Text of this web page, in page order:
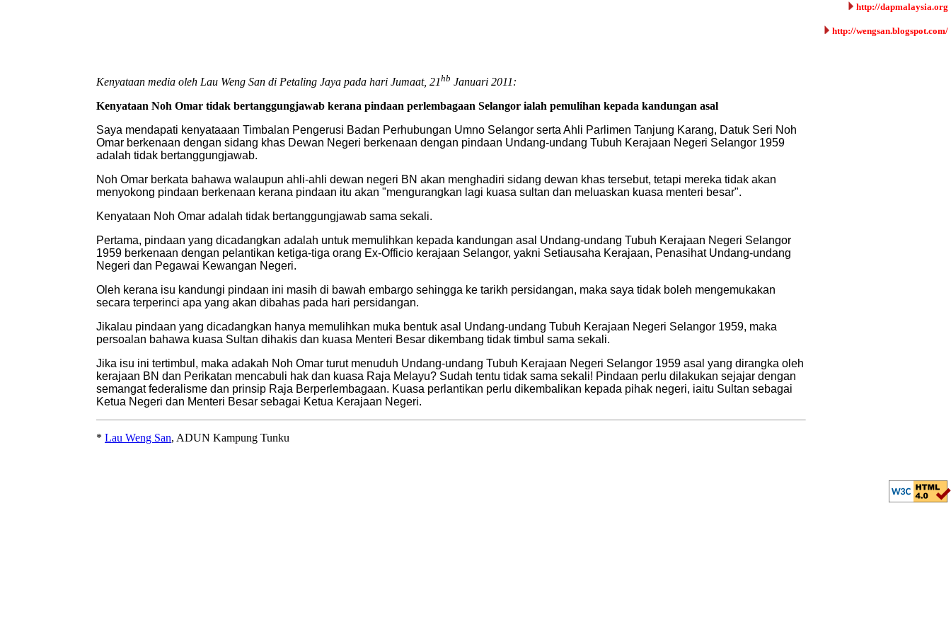
http://dapmalaysia.org
http://wengsan.blogspot.com/
Kenyataan media oleh Lau Weng San di Petaling Jaya pada hari Jumaat, 21hb Januari 2011:
Kenyataan Noh Omar tidak bertanggungjawab kerana pindaan perlembagaan Selangor ialah pemulihan kepada kandungan asal
Saya mendapati kenyataaan Timbalan Pengerusi Badan Perhubungan Umno Selangor serta Ahli Parlimen Tanjung Karang, Datuk Seri Noh
Omar berkenaan dengan sidang khas Dewan Negeri berkenaan dengan pindaan Undang-undang Tubuh Kerajaan Negeri Selangor 1959
adalah tidak bertanggungjawab.
Noh Omar berkata bahawa walaupun ahli-ahli dewan negeri BN akan menghadiri sidang dewan khas tersebut, tetapi mereka tidak akan
menyokong pindaan berkenaan kerana pindaan itu akan "mengurangkan lagi kuasa sultan dan meluaskan kuasa menteri besar".
Kenyataan Noh Omar adalah tidak bertanggungjawab sama sekali.
Pertama, pindaan yang dicadangkan adalah untuk memulihkan kepada kandungan asal Undang-undang Tubuh Kerajaan Negeri Selangor
1959 berkenaan dengan pelantikan ketiga-tiga orang Ex-Officio kerajaan Selangor, yakni Setiausaha Kerajaan, Penasihat Undang-undang
Negeri dan Pegawai Kewangan Negeri.
Oleh kerana isu kandungi pindaan ini masih di bawah embargo sehingga ke tarikh persidangan, maka saya tidak boleh mengemukakan
secara terperinci apa yang akan dibahas pada hari persidangan.
Jikalau pindaan yang dicadangkan hanya memulihkan muka bentuk asal Undang-undang Tubuh Kerajaan Negeri Selangor 1959, maka
persoalan bahawa kuasa Sultan dihakis dan kuasa Menteri Besar dikembang tidak timbul sama sekali.
Jika isu ini tertimbul, maka adakah Noh Omar turut menuduh Undang-undang Tubuh Kerajaan Negeri Selangor 1959 asal yang dirangka oleh
kerajaan BN dan Perikatan mencabuli hak dan kuasa Raja Melayu? Sudah tentu tidak sama sekali! Pindaan perlu dilakukan sejajar dengan
semangat federalisme dan prinsip Raja Berperlembagaan. Kuasa perlantikan perlu dikembalikan kepada pihak negeri, iaitu Sultan sebagai
Ketua Negeri dan Menteri Besar sebagai Ketua Kerajaan Negeri.
* Lau Weng San, ADUN Kampung Tunku